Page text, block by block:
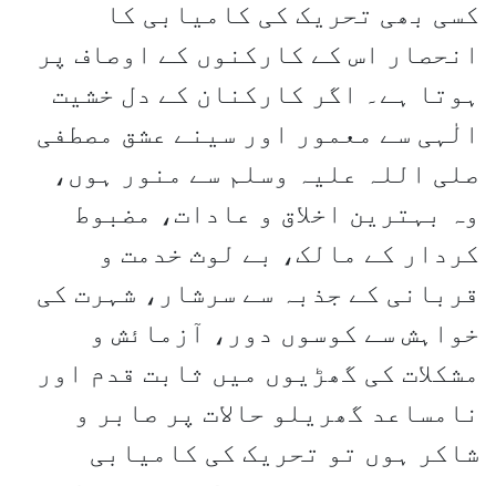
کسی بھی تحریک کی کامیابی کا
انحصار اس کے کارکنوں کے اوصاف پر
ہوتا ہے۔ اگر کارکنان کے دل خشیت
الٰہی سے معمور اور سینے عشق مصطفی
صلی اللہ علیہ وسلم سے منور ہوں،
وہ بہترین اخلاق و عادات، مضبوط
کردار کے مالک، بے لوث خدمت و
قربانی کے جذبہ سے سرشار، شہرت کی
خواہش سے کوسوں دور، آزمائش و
مشکلات کی گھڑیوں میں ثابت قدم اور
نامساعد گھریلو حالات پر صابر و
شاکر ہوں تو تحریک کی کامیابی